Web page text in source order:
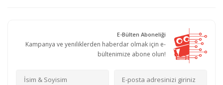
E-Bülten Aboneliği
Kampanya ve yeniliklerden haberdar olmak için e-
bültenimize abone olun!